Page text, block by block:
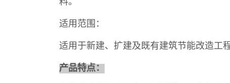
适用范围：
适用于新建、扩建及既有建筑节能改造工
产品特点：